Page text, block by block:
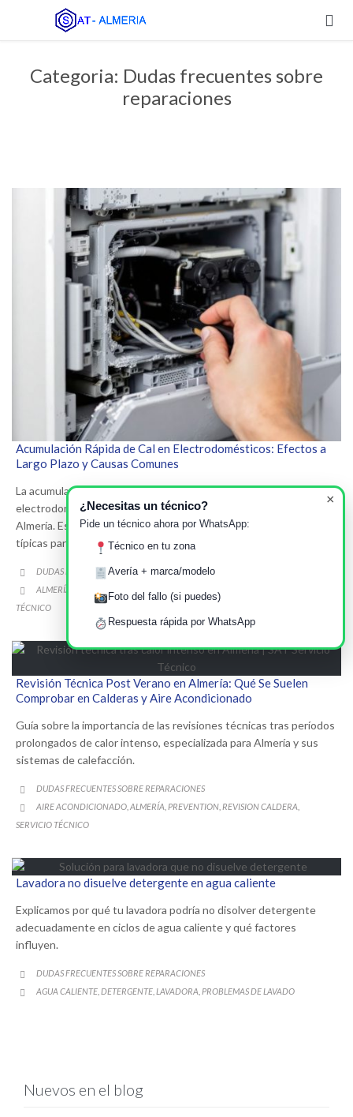

Categoria: Dudas frecuentes sobre
reparaciones
Acumulación Rápida de Cal en Electrodomésticos: Efectos a
Largo Plazo y Causas Comunes
La acumulación rápida de cal es un problema común en
electrodomésticos, especialmente en climas secos como los de
Almería. Este artículo analiza sus efectos a largo plazo y causas
típicas para ayudar al usuario.
 CATEGORY
DUDAS FRECUENTES SOBRE REPARACIONES
 CATEGORY
ALMERÍA
TÉCNICO
Revisión Técnica Post Verano en Almería: Qué Se Suelen
Comprobar en Calderas y Aire Acondicionado
Guía sobre la importancia de las revisiones técnicas tras períodos
prolongados de calor intenso, especializada para Almería y sus
sistemas de calefacción.
 CATEGORY
DUDAS FRECUENTES SOBRE REPARACIONES
 CATEGORY
AIRE ACONDICIONADO ALMERÍA PREVENTION REVISION CALDERA
SERVICIO TÉCNICO
Lavadora no disuelve detergente en agua caliente
Explicamos por qué tu lavadora podría no disolver detergente
adecuadamente en ciclos de agua caliente y qué factores
influyen.
 CATEGORY
DUDAS FRECUENTES SOBRE REPARACIONES
 CATEGORY
AGUA CALIENTE DETERGENTE LAVADORA PROBLEMAS DE LAVADO
Nuevos en el blog
×
¿Necesitas un técnico?
Pide un técnico ahora por WhatsApp:
Técnico en tu zona
Avería + marca/modelo
Foto del fallo (si puedes)
Respuesta rápida por WhatsApp